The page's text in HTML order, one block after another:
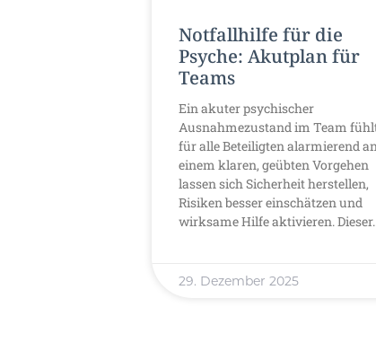
Notfallhilfe für die
Psyche: Akutplan für
Teams
Ein akuter psychischer
Ausnahmezustand im Team
für alle Beteiligten alarmierend
einem klaren, geübten Vorgehen
lassen sich Sicherheit herstellen,
Risiken besser einschätzen und
wirksame Hilfe aktivieren.
29. Dezember 2025